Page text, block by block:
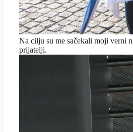
Na cilju su me sačekali moji verni
prijatelji.